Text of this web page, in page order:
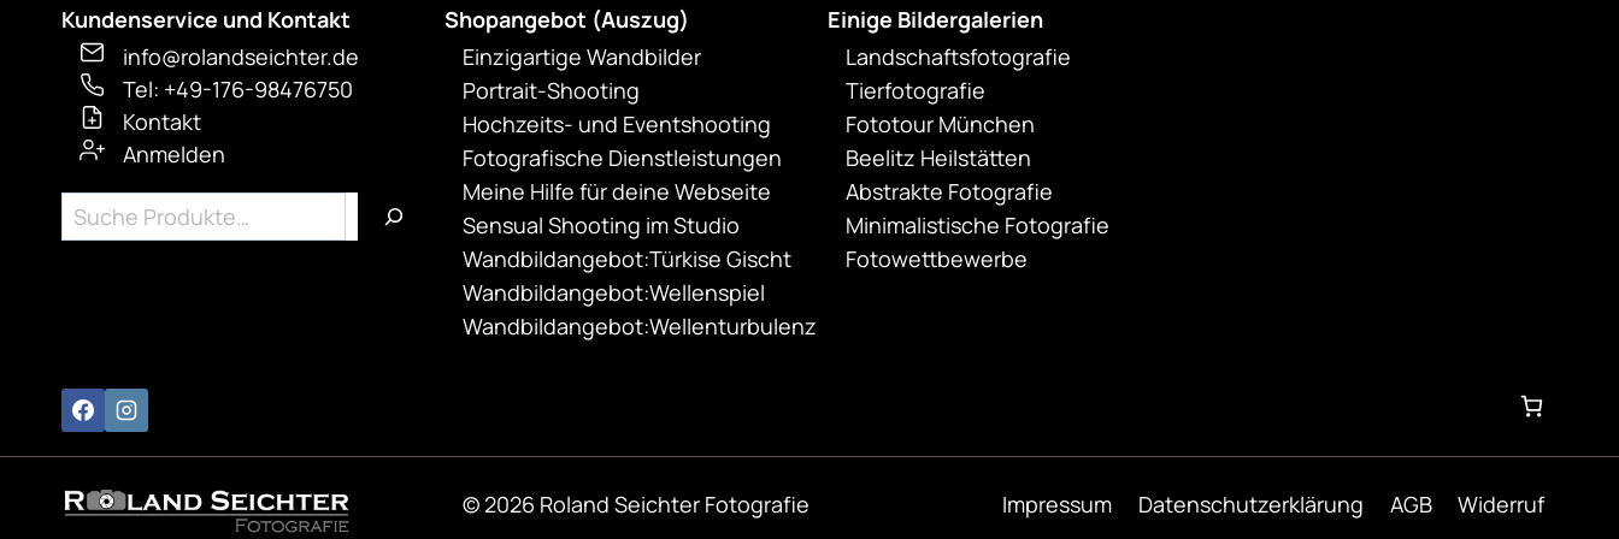
Kundenservice und Kontakt
info@rolandseichter.de
Tel: +49-176-98476750
Kontakt
Anmelden
Suchen
Shopangebot (Auszug)
Einzigartige Wandbilder
Portrait-Shooting
Hochzeits- und Eventshooting
Fotografische Dienstleistungen
Meine Hilfe für deine Webseite
Sensual Shooting im Studio
Wandbildangebot:Türkise Gischt
Wandbildangebot:Wellenspiel
Wandbildangebot:Wellenturbulenz
Einige Bildergalerien
Landschaftsfotografie
Tierfotografie
Fototour München
Beelitz Heilstätten
Abstrakte Fotografie
Minimalistische Fotografie
Fotowettbewerbe
© 2026 Roland Seichter Fotografie Impressum Datenschutzerklärung AGB Widerruf